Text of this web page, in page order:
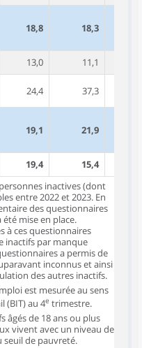
18,8 18,3
13,0 11,1
24,4 37,3
19,1 21,9
19,4 15,4
inactives (dont
entre 2022 et 2023. En
des questionnaires
mise en place.
à ces questionnaires
inactifs par manque
a permis de
inconnus et ainsi
des autres inactifs.
est mesurée au sens
(BIT) au 4e trimestre.
âgés de 18 ans ou plus
vivent avec un niveau de
seuil de pauvreté.